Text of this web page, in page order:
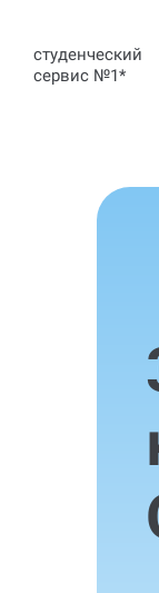
студенческий
сервис №1*